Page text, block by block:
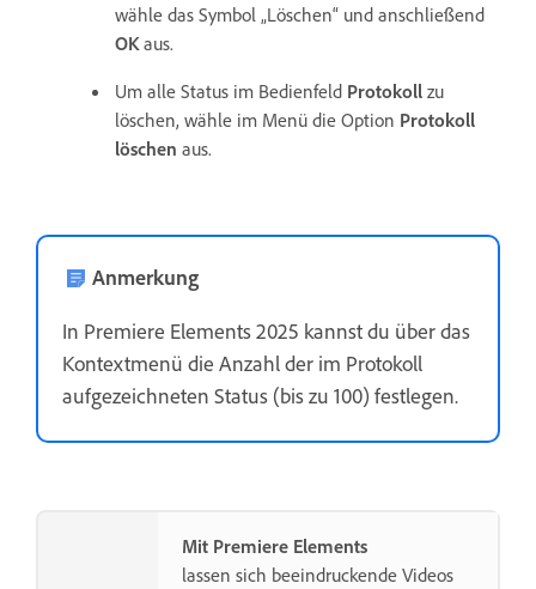
wähle das Symbol „Löschen“ und anschließend
OK aus.
Um alle Status im Bedienfeld Protokoll zu
löschen, wähle im Menü die Option Protokoll
löschen aus.
Anmerkung
In Premiere Elements 2025 kannst du über das
Kontextmenü die Anzahl der im Protokoll
aufgezeichneten Status (bis zu 100) festlegen.
Mit Premiere Elements
lassen sich beeindruckende Videos